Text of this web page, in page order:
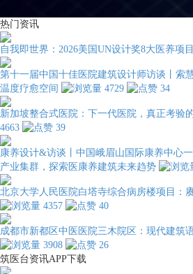
热门资讯
自我即世界：2026美国UN设计奖8大医养项目
第十一届中国十佳医院建筑设计师访谈丨索
温度疗愈空间
4729 34
新加坡整合式医院：下一代医院，真正考验
4663
39
康养设计&访谈丨中国峨眉山国际康养中心
产业集群，探索医康养建筑未来趋势
北京大学人民医院白塔寺综合病房楼项目：
4357
40
成都市新都区中医医院三木院区：现代建筑
3908
26
筑医台资讯APP下载